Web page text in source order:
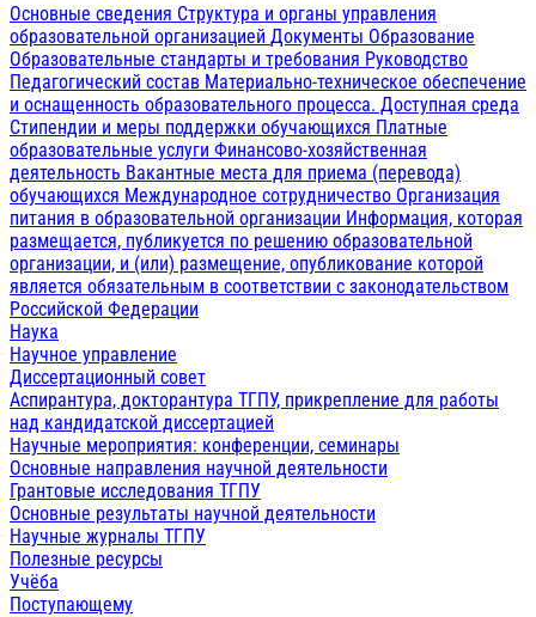
Основные сведения Структура и органы управления
образовательной организацией Документы Образование
Образовательные стандарты и требования Руководство
Педагогический состав Материально-техническое обеспечение
и оснащенность образовательного процесса. Доступная среда
Стипендии и меры поддержки обучающихся Платные
образовательные услуги Финансово-хозяйственная
деятельность Вакантные места для приема (перевода)
обучающихся Международное сотрудничество Организация
питания в образовательной организации Информация, которая
размещается, публикуется по решению образовательной
организации, и (или) размещение, опубликование которой
является обязательным в соответствии с законодательством
Российской Федерации
Наука
Научное управление
Диссертационный совет
Аспирантура, докторантура ТГПУ, прикрепление для работы
над кандидатской диссертацией
Научные мероприятия: конференции, семинары
Основные направления научной деятельности
Грантовые исследования ТГПУ
Основные результаты научной деятельности
Научные журналы ТГПУ
Полезные ресурсы
Учёба
Поступающему